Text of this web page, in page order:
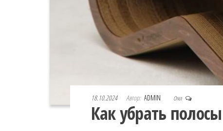
18.10.2024 Автор: ADMIN Откл
Как убрать